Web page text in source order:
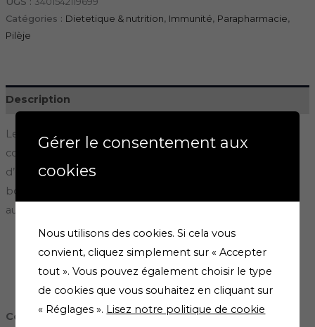
Catégories : Dietetique & nutrition, Immunité, Parapharmacie,
Pilèje
Description
Les gélules Phytostandard Cyprès et Echinacée Pileje
constituent un complément alimentaire formulé à base
d’extraits de cyprès et d’échinacée recommandé pour
booster les défenses immunitaires de l’organisme et
augmenter les capacités de résistance aux virus.
Conseils d’utilisations
Gérer le consentement aux
cookies
Nous utilisons des cookies. Si cela vous
convient, cliquez simplement sur « Accepter
tout ». Vous pouvez également choisir le type
de cookies que vous souhaitez en cliquant sur
« Réglages ». Lisez notre politique de cookie